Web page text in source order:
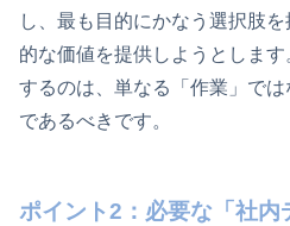
し、最も目的にかなう選択肢
的な価値を提供しようとしま
するのは、単なる「作業」では
であるべきです。
ポイント2：必要な「社内